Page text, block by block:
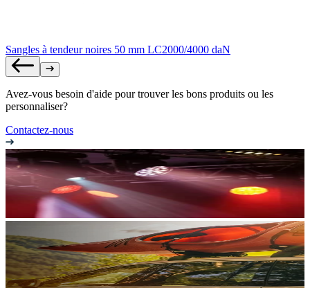
Sangles à tendeur noires 50 mm LC2000/4000 daN
Avez-vous besoin d'aide pour trouver les bons produits ou les
personnaliser?
Contactez-nous